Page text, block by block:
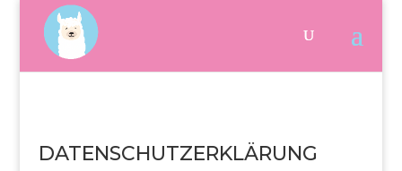
DATENSCHUTZERKLÄRUNG